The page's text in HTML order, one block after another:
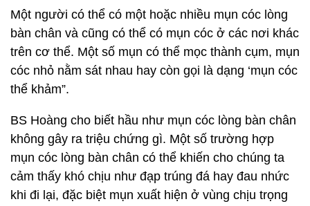
Một người có thể có một hoặc nhiều mụn cóc lòng
bàn chân và cũng có thể có mụn cóc ở các nơi khác
trên cơ thể. Một số mụn có thể mọc thành cụm, mụn
cóc nhỏ nằm sát nhau hay còn gọi là dạng ‘mụn cóc
thể khảm”.
BS Hoàng cho biết hầu như mụn cóc lòng bàn chân
không gây ra triệu chứng gì. Một số trường hợp
mụn cóc lòng bàn chân có thể khiến cho chúng ta
cảm thấy khó chịu như đạp trúng đá hay đau nhức
khi đi lại, đặc biệt mụn xuất hiện ở vùng chịu trọng